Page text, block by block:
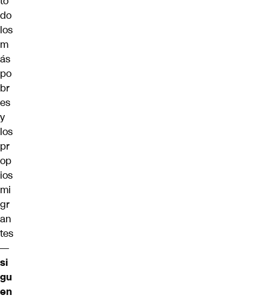
do
los
m
ás
po
br
es
y
los
pr
op
ios
mi
gr
an
tes
—
si
gu
en